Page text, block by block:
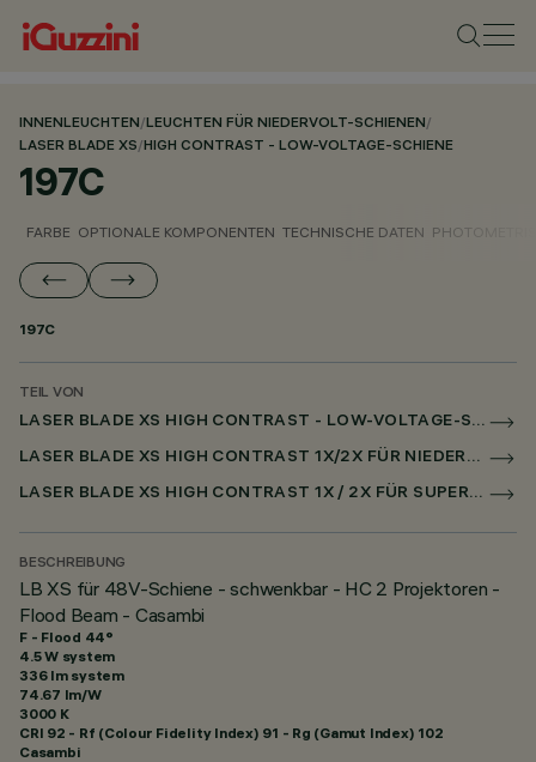
INNENLEUCHTEN/LEUCHTEN FÜR NIEDERVOLT-SCHIENEN/
LASER BLADE XS/HIGH CONTRAST - LOW-VOLTAGE-SCHIENE
197C
FARBE OPTIONALE KOMPONENTEN TECHNISCHE DATEN
197C
TEIL VON
LASER BLADE XS HIGH CONTRAST - LOW-VOLTAGE-SCHIENE
LASER BLADE XS HIGH CONTRAST 1X/2X FÜR NIEDERSPANNUNGSSCHIENE CASAMBI
LASER BLADE XS HIGH CONTRAST 1X / 2X FÜR SUPERRAIL CASAMBI
BESCHREIBUNG
LB XS für 48V-Schiene - schwenkbar - HC 2 Projektoren -
Flood Beam - Casambi
F - Flood 44°
4.5 W system
336 lm system
74.67 lm/W
3000 K
CRI 92 - Rf (Colour Fidelity Index) 91 - Rg (Gamut Index) 102
Casambi